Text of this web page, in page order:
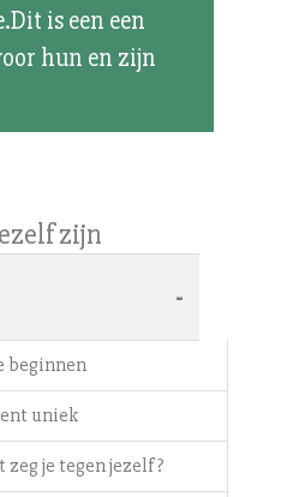
is een een
hun en zijn
zijn
-
beginnen
uniek
zeg je tegen jezelf?